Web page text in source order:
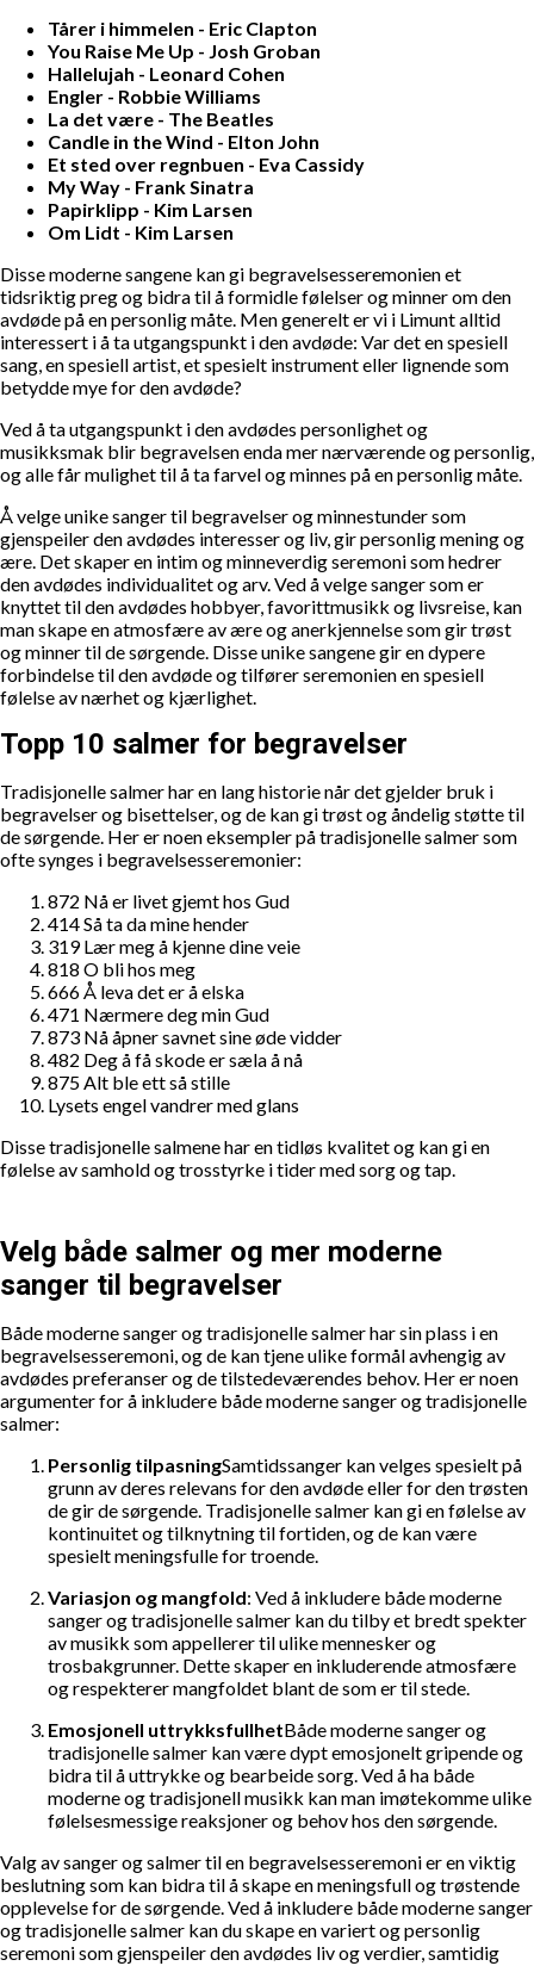
Tårer i himmelen - Eric Clapton
You Raise Me Up - Josh Groban
Hallelujah - Leonard Cohen
Engler - Robbie Williams
La det være - The Beatles
Candle in the Wind - Elton John
Et sted over regnbuen - Eva Cassidy
My Way - Frank Sinatra
Papirklipp - Kim Larsen
Om Lidt - Kim Larsen
Disse moderne sangene kan gi begravelsesseremonien et
tidsriktig preg og bidra til å formidle følelser og minner om den
avdøde på en personlig måte. Men generelt er vi i Limunt alltid
interessert i å ta utgangspunkt i den avdøde: Var det en spesiell
sang, en spesiell artist, et spesielt instrument eller lignende som
betydde mye for den avdøde?
Ved å ta utgangspunkt i den avdødes personlighet og
musikksmak blir begravelsen enda mer nærværende og personlig,
og alle får mulighet til å ta farvel og minnes på en personlig måte.
Å velge unike sanger til begravelser og minnestunder som
gjenspeiler den avdødes interesser og liv, gir personlig mening og
ære. Det skaper en intim og minneverdig seremoni som hedrer
den avdødes individualitet og arv. Ved å velge sanger som er
knyttet til den avdødes hobbyer, favorittmusikk og livsreise, kan
man skape en atmosfære av ære og anerkjennelse som gir trøst
og minner til de sørgende. Disse unike sangene gir en dypere
forbindelse til den avdøde og tilfører seremonien en spesiell
følelse av nærhet og kjærlighet.
Topp 10 salmer for begravelser
Tradisjonelle salmer har en lang historie når det gjelder bruk i
begravelser og bisettelser, og de kan gi trøst og åndelig støtte til
de sørgende. Her er noen eksempler på tradisjonelle salmer som
ofte synges i begravelsesseremonier:
872 Nå er livet gjemt hos Gud
414 Så ta da mine hender
319 Lær meg å kjenne dine veie
818 O bli hos meg
666 Å leva det er å elska
471 Nærmere deg min Gud
873 Nå åpner savnet sine øde vidder
482 Deg å få skode er sæla å nå
875 Alt ble ett så stille
Lysets engel vandrer med glans
Disse tradisjonelle salmene har en tidløs kvalitet og kan gi en
følelse av samhold og trosstyrke i tider med sorg og tap.
Velg både salmer og mer moderne
sanger til begravelser
Både moderne sanger og tradisjonelle salmer har sin plass i en
begravelsesseremoni, og de kan tjene ulike formål avhengig av
avdødes preferanser og de tilstedeværendes behov. Her er noen
argumenter for å inkludere både moderne sanger og tradisjonelle
salmer:
Personlig tilpasningSamtidssanger kan velges spesielt på
grunn av deres relevans for den avdøde eller for den trøsten
de gir de sørgende. Tradisjonelle salmer kan gi en følelse av
kontinuitet og tilknytning til fortiden, og de kan være
spesielt meningsfulle for troende.
Variasjon og mangfold: Ved å inkludere både moderne
sanger og tradisjonelle salmer kan du tilby et bredt spekter
av musikk som appellerer til ulike mennesker og
trosbakgrunner. Dette skaper en inkluderende atmosfære
og respekterer mangfoldet blant de som er til stede.
Emosjonell uttrykksfullhetBåde moderne sanger og
tradisjonelle salmer kan være dypt emosjonelt gripende og
bidra til å uttrykke og bearbeide sorg. Ved å ha både
moderne og tradisjonell musikk kan man imøtekomme ulike
følelsesmessige reaksjoner og behov hos den sørgende.
Valg av sanger og salmer til en begravelsesseremoni er en viktig
beslutning som kan bidra til å skape en meningsfull og trøstende
opplevelse for de sørgende. Ved å inkludere både moderne sanger
og tradisjonelle salmer kan du skape en variert og personlig
seremoni som gjenspeiler den avdødes liv og verdier, samtidig